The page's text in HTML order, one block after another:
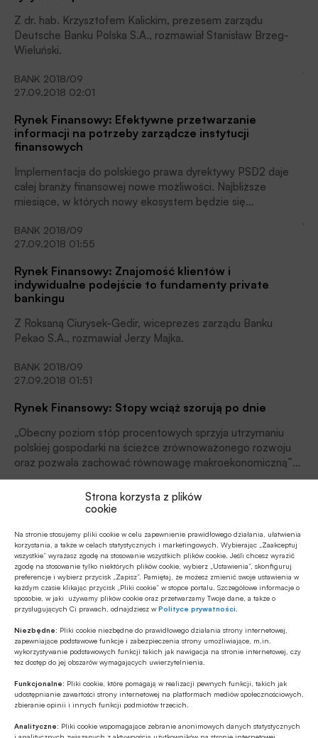
Strona korzysta z plików
cookie
Na stronie stosujemy pliki cookie w celu zapewnienie prawidłowego działania, ułatwienia
korzystania, a także w celach statystycznych i marketingowych. Wybierając „Zaakceptuj
wszystkie” wyrażasz zgodę na stosowanie wszystkich plików cookie. Jeśli chcesz wyrazić
zgodę na stosowanie tylko niektórych plików cookie, wybierz „Ustawienia”, skonfiguruj
preferencje i wybierz przycisk „Zapisz”. Pamiętaj, że możesz zmienić swoje ustawienia w
każdym czasie klikając przycisk „Pliki cookie” w stopce portalu. Szczegółowe informacje o
sposobie, w jaki używamy plików cookie oraz przetwarzamy Twoje dane, a także o
przysługujących Ci prawach, odnajdziesz wPolityce prywatności
Niezbędne: Pliki cookie niezbędne do prawidłowego działania strony internetowej,
zapewniające podstawowe funkcje i zabezpieczenia strony umożliwiające, m.in.
wykorzystywanie podstawowych funkcji takich jak nawigacja na stronie internetowej, czy
tez dostęp do jej obszarów wymagających uwierzytelnienia.
Funkcjonalne: Pliki cookie, które pomagają w realizacji pewnych funkcji, takich jak
udostępnianie zawartości strony internetowej na platformach mediów społecznościowych,
zbieranie opinii i innych funkcji podmiotów trzecich.
Analityczne: Pliki cookie wspomagające zebranie anonimowych danych statystycznych
i analitycznych związanych z aktywnością użytkowników na stronie internetowej.
Z dr. hab. Krzysztofem Kalickim, prezesem zarządu
Deutsche Banku Polska S.A., rozmawiał Stanisław Brzeg-
Wieluński.
BANK 2018/09
27.09.2018 02:01
Rynek Finansowy: Efektywne przetwarzanie
informacji na potrzeby zarządcze instytucji
finansowych
Implementacja do polskiego prawa dyrektywy PSD2 daje
całej branży finansowej nowe możliwości. Najbliższe
miesiące, w których nowy ekosystem będzie się
by nowe rozwiązania zyskały powszechną akceptację?
Kluczowe jest tu pokazanie korzyści, jakie obie strony mogą
BANK 2018/09
27.09.2018 01:55
Rynek Finansowy: Znajomość klientów i
indywidualne podejście to fundamenty private
bankingu
Z Roksaną Ciurysek-Gedir, wiceprezes zarządu Banku
Pekao S.A., rozmawiał Jerzy Majka.
BANK 2018/09
27.09.2018 01:51
Rynek Finansowy: Stopy wciąż szorują po dnie
„Obecny poziom stóp procentowych sprzyja utrzymaniu
polskiej gospodarki na ścieżce zrównoważonego rozwoju
oraz pozwala zachować równowagę makroekonomiczną”
– tak Rada Polityki Pieniężnej uzasadniła lipcową decyzję
o utrzymaniu stóp procentowych Narodowego Banku
Polskiego na dotychczasowym, niskim poziomie.
hipotecznych, znacznie mniej powodów do optymizmu
mogą mieć natomiast posiadacze kont oszczędnościowych
i klienci banków zainteresowani założeniem lokaty.
27.09.2018 01:48
Rynek Finansowy: Bankowość pocztowa zapobiega
wykluczeniu
Ze Sławomirem Zawadzkim, prezesem zarządu Banku
Pocztowego S.A.,rozmawiał Stanisław Brzeg-Wieluński.
BANK 2018/09
27.09.2018 01:24
Rynek finansowy: Krótsze terminy przedawnienia
długów
Weszły w życie przepisy mówiące o tym, że długi
przedawniają się po sześciu latach (do tej pory było tak po
10 latach). Pozostawiono natomiast trzyletni termin